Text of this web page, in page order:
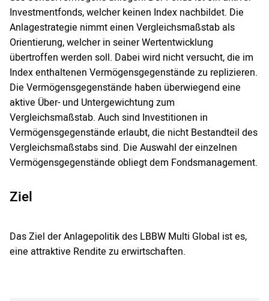
Investmentfonds, welcher keinen Index nachbildet. Die
Anlagestrategie nimmt einen Vergleichsmaßstab als
Orientierung, welcher in seiner Wertentwicklung
übertroffen werden soll. Dabei wird nicht versucht, die im
Index enthaltenen Vermögensgegenstände zu replizieren.
Die Vermögensgegenstände haben überwiegend eine
aktive Über- und Untergewichtung zum
Vergleichsmaßstab. Auch sind Investitionen in
Vermögensgegenstände erlaubt, die nicht Bestandteil des
Vergleichsmaßstabs sind. Die Auswahl der einzelnen
Vermögensgegenstände obliegt dem Fondsmanagement.
Ziel
Das Ziel der Anlagepolitik des LBBW Multi Global ist es,
eine attraktive Rendite zu erwirtschaften.